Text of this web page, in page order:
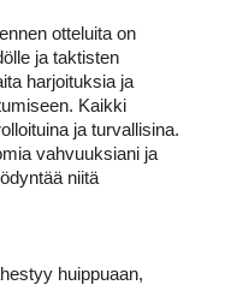
otteluita on
ja taktisten
harjoituksia ja
Kaikki
ja turvallisina.
vahvuuksiani ja
niitä
huippuaan,